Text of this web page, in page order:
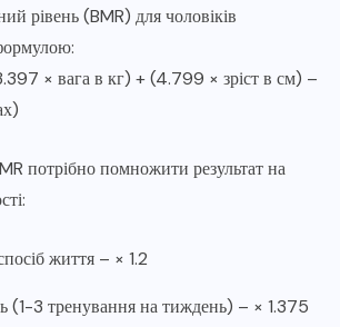
рівень (BMR) для чоловіків
× вага в кг) + (4.799 × зріст в см) –
потрібно помножити результат на
життя – × 1.2
(1-3 тренування на тиждень) – × 1.375